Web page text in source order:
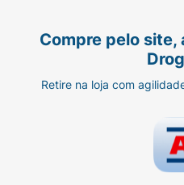
Compre pelo
Retire na loja com